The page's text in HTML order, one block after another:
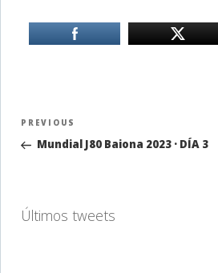
Navegación
entradas
Previous
Post
PREVIOUS
Mundial J80 Baiona 2023 · DÍA 3
Últimos tweets